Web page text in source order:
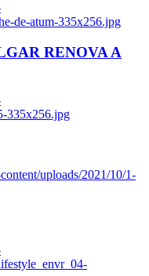
de-atum-335x256.jpg
RENOVA A
335x256.jpg
uploads/2021/10/1-